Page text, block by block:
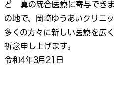
ど 真の統合医療に寄与でき
の地で、岡崎ゆうあいクリニ
多くの方々に新しい医療を広
祈念申し上げます。
令和4年3月21日